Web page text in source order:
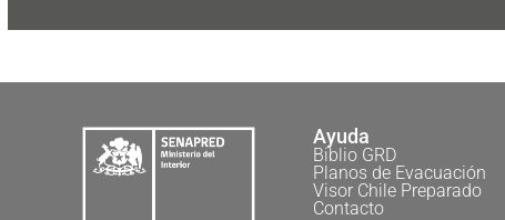
Ayuda
Biblio GRD
Planos de Evacuación
Visor Chile Preparado
Contacto